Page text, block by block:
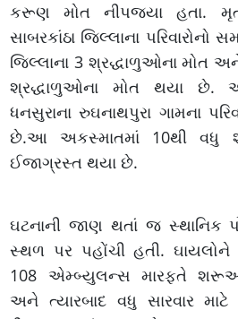
કરૂણ મોત નીપજ્યા હતા.
સાબરકાંઠા જિલ્લાના
જિલ્લાના 3 શ્રદ્ધાળુઓના મોત અને
શ્રદ્ધાળુઓના મોત થયા છે.
ધનસુરાના રુઘનાથપુરા ગામના
છે.આ અકસ્માતમાં 10થી વધુ
ઈજાગ્રસ્ત થયા છે.
ઘટનાની જાણ થતાં જ સ્થાનિક
સ્થળ પર પહોંચી હતી. ઘાયલોને
108 એમ્બ્યુલન્સ મારફતે
અને ત્યારબાદ વધુ સારવાર માટે